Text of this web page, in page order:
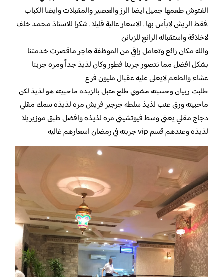
الفتوش طعمها جميل ايضا الرز والعصير والمقبلات وايضا الكباب
.فقط الريش لابأس بها . الاسعار عالية قليلا . شكرا للاستاذ محمد خلف
لاخلاقة واستقباله الرائع للزبائن
والله مكان رائع وتعامل راقي من الموظفة هاجر ماقصرت خدمتنا
بشكل افضل مما نتصور جربنا فطور وكان لذيذ جداً ومره جربنا
عشاء والطعم لايعلى عليه عقبال مليون فرع
طلبت ربيان وحسبته مشوي طلع متبل بالزبده ماحبيته هو لذيذ لكن
ماحبيته ورق عنب لذيذ سلطه جرجير فريش مره لذيذه سمك مقلي
دجاج مقلي يعني وسط فيوتشيني مره لذيذه وافضل طبق موزيريلا
لذيذه وعندهم قسم vip جربته في رمضان اسعارهم غاليه